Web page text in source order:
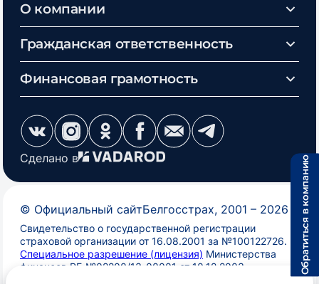
О компании
Гражданская ответственность
Финансовая грамотность
Сделано в
© Официальный сайтБелгосстрах, 2001 – 2026
Свидетельство о государственной регистрации
страховой организации от 16.08.2001 за №100122726.
Специальное разрешение (лицензия) Министерства
финансов РБ №02200/13-00001 от 10.12.2003
Обратиться в компанию